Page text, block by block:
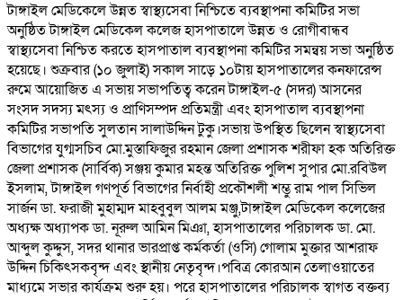
টাঙ্গাইল মেডিকেলে উন্নত স্বাস্থ্যসেবা নিশ্চিতে ব্যবস্থাপনা কমিটির সভা
অনুষ্ঠিত টাঙ্গাইল মেডিকেল কলেজ হাসপাতালে উন্নত ও রোগীবান্ধব
স্বাস্থ্যসেবা নিশ্চিত করতে হাসপাতাল ব্যবস্থাপনা কমিটির সমন্বয় সভা অনুষ্ঠিত
হয়েছে। শুক্রবার (১০ জুলাই) সকাল সাড়ে ১০টায় হাসপাতালের কনফারেন্স
রুমে আয়োজিত এ সভায় সভাপতিত্ব করেন টাঙ্গাইল-৫ (সদর) আসনের
সংসদ সদস্য মৎস্য ও প্রাণিসম্পদ প্রতিমন্ত্রী এবং হাসপাতাল ব্যবস্থাপনা
কমিটির সভাপতি সুলতান সালাউদ্দিন টুকু।সভায় উপস্থিত ছিলেন স্বাস্থ্যসেবা
বিভাগের যুগ্মসচিব মো.মুস্তাফিজুর রহমান জেলা প্রশাসক শরীফা হক অতিরিক্ত
জেলা প্রশাসক (সার্বিক) সঞ্জয় কুমার মহন্ত অতিরিক্ত পুলিশ সুপার মো.রবিউল
ইসলাম, টাঙ্গাইল গণপূর্ত বিভাগের নির্বাহী প্রকৌশলী শম্ভু রাম পাল সিভিল
সার্জন ডা. ফরাজী মুহাম্মদ মাহবুবুল আলম মঞ্জু,টাঙ্গাইল মেডিকেল কলেজের
অধ্যক্ষ অধ্যাপক ডা. নূরুল আমিন মিঞা, হাসপাতালের পরিচালক ডা. মো.
আব্দুল কুদ্দুস, সদর থানার ভারপ্রাপ্ত কর্মকর্তা (ওসি) গোলাম মুক্তার আশরাফ
উদ্দিন চিকিৎসকবৃন্দ এবং স্থানীয় নেতৃবৃন্দ।পবিত্র কোরআন তেলাওয়াতের
মাধ্যমে সভার কার্যক্রম শুরু হয়। পরে হাসপাতালের পরিচালক স্বাগত বক্তব্য